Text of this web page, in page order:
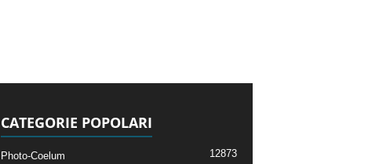
CATEGORIE POPOLARI
Photo-Coelum 12873